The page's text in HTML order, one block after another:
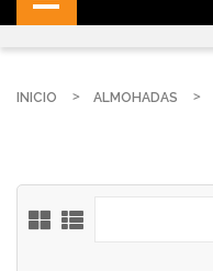
INICIO ALMOHADAS